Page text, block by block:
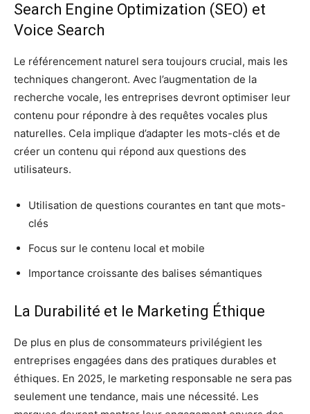
Search Engine Optimization (SEO) et
Voice Search
Le référencement naturel sera toujours crucial, mais les
techniques changeront. Avec l’augmentation de la
recherche vocale, les entreprises devront optimiser leur
contenu pour répondre à des requêtes vocales plus
naturelles. Cela implique d’adapter les mots-clés et de
créer un contenu qui répond aux questions des
utilisateurs.
Utilisation de questions courantes en tant que mots-
clés
Focus sur le contenu local et mobile
Importance croissante des balises sémantiques
La Durabilité et le Marketing Éthique
De plus en plus de consommateurs privilégient les
entreprises engagées dans des pratiques durables et
éthiques. En 2025, le marketing responsable ne sera pas
seulement une tendance, mais une nécessité. Les